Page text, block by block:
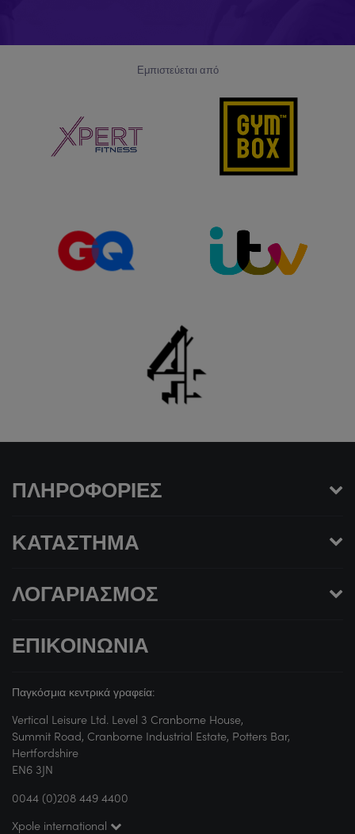
Εμπιστεύεται από
ΠΛΗΡΟΦΟΡΊΕΣ
ΚΑΤΆΣΤΗΜΑ
ΛΟΓΑΡΙΑΣΜΌΣ
ΕΠΙΚΟΙΝΩΝΊΑ
Παγκόσμια κεντρικά γραφεία:
Vertical Leisure Ltd. Level 3 Cranborne House,
Summit Road, Cranborne Industrial Estate, Potters Bar,
Hertfordshire
EN6 3JN
0044 (0)208 449 4400
Xpole international